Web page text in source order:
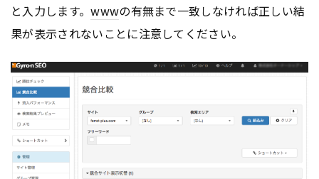
と入力します。wwwの有無まで一致しなければ正しい結
果が表示されないことに注意してください。